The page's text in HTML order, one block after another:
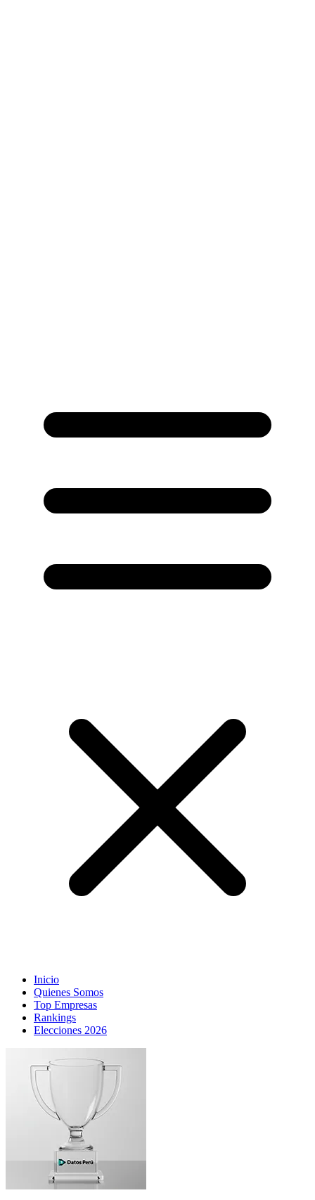
Inicio
Quienes Somos
Top Empresas
Rankings
Elecciones 2026